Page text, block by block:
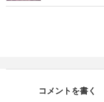
コメントを書く